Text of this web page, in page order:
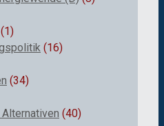
(1)
(16)
(34)
Alternativen (40)